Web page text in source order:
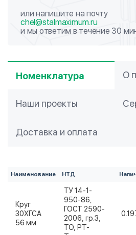
или напишите на почту
chel@stalmaximum.ru
и мы ответим в течение 30
Номенклатура О
Наши проекты
Доставка и оплата
Наименование НТД
Круг
30ХГСА
56 мм
ТУ 14-1-
950-86,
ГОСТ 2590-
2006, гр.3,
ТО, РТ-